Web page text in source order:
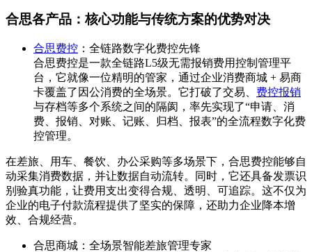
合思各产品：核心功能与传统方案的优势对决
合思费控 ：全链路数字化费控先锋
合思费控是一款全链路L5级无需报销费用控制管理平
台，它就像一位精明的管家，通过企业消费商城 + 易商
卡覆盖了因公消费的全场景。它打破了交易、 费控报销
与存档等多个系统之间的隔阂，率先实现了“申请、消
费、报销、对账、记账、归档、报表”的全流程数字化费
控管理。
在差旅、用车、餐饮、办公采购等多场景下，合思费控能够自
动采集消费数据，并让数据自动流转。同时，它还具备发票识
别验真功能，让费用支出变得合规、透明、可追踪。这不仅为
企业的电子付款流程提供了坚实的保障，还助力企业降本增
效、合规经营。
合思商城：全场景智能差旅管理专家